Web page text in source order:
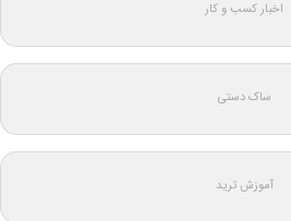
اخبار کسب و کار
ساک دستی
آموزش ترید